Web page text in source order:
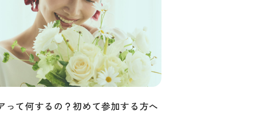
って何するの？初めて参加する方へ